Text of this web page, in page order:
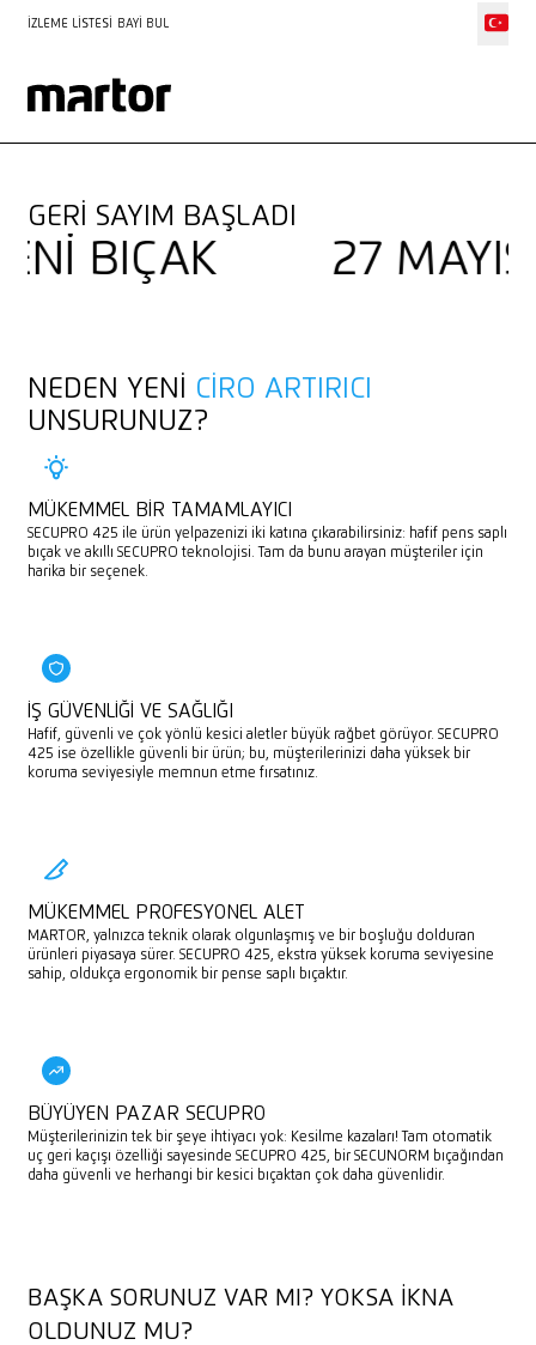
İZLEME LISTESI BAYI BUL
ETKILEYICI BIR HAFIFLIK
SECUPRO 425
GERI SAYIM BAŞLADI
BIÇAK 27
NEDEN YENI
CIRO ARTIRICI
UNSURUNUZ?
MÜKEMMEL BIR TAMAMLAYICI
SECUPRO 425 ile ürün yelpazenizi iki katına çıkarabilirsiniz: hafif pens saplı
bıçak ve akıllı SECUPRO teknolojisi. Tam da bunu arayan müşteriler için
harika bir seçenek.
İŞ GÜVENLIĞI VE SAĞLIĞI
Hafif, güvenli ve çok yönlü kesici aletler büyük rağbet görüyor. SECUPRO
425 ise özellikle güvenli bir ürün; bu, müşterilerinizi daha yüksek bir
koruma seviyesiyle memnun etme fırsatınız.
MÜKEMMEL PROFESYONEL ALET
MARTOR, yalnızca teknik olarak olgunlaşmış ve bir boşluğu dolduran
ürünleri piyasaya sürer. SECUPRO 425, ekstra yüksek koruma seviyesine
sahip, oldukça ergonomik bir pense saplı bıçaktır.
BÜYÜYEN PAZAR SECUPRO
Müşterilerinizin tek bir şeye ihtiyacı yok: Kesilme kazaları! Tam otomatik
uç geri kaçışı özelliği sayesinde SECUPRO 425, bir SECUNORM bıçağından
daha güvenli ve herhangi bir kesici bıçaktan çok daha güvenlidir.
BAŞKA SORUNUZ VAR MI? YOKSA IKNA
OLDUNUZ MU?